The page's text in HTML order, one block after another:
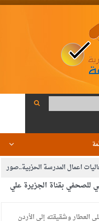
اعمال المدرسة الحزبية..صور
في الحقوق والقانون
للصحفي بقناة الجزيرة علي